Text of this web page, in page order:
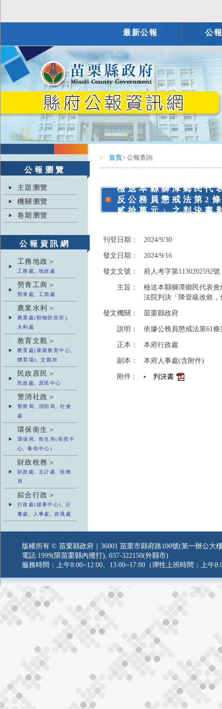
最新公報 公
:::
公報瀏覽
主題瀏覽
機關瀏覽
卷期瀏覽
公報資訊網
工務地政＞
工務處, 地政處
勞青工商＞
勞青處, 工商處
農業水利＞
農業處(動物防疫所),
水利處
教育文觀＞
教育處(家庭教育中心,
體育場), 文觀局
民政原民＞
民政處, 原民中心
警消社政＞
警察局, 消防局, 社會
處
環保衛生＞
環保局, 衛生局(長照中
心, 毒衛中心)
財政稅務＞
財政處, 主計處, 稅務
局
綜合行政＞
行政處(媒事中心), 計
畫處, 人事處, 政風處
::: 首頁> 公報查詢
檢送本縣獅潭鄉民代
反公務員懲戒法第2
貳拾萬元」之判決書
刊登日期：
2024/9/30
發文日期：
2024/9/16
發文文號：
府人考字第1130202592號
主旨：
檢送本縣獅潭鄉民代表
法院判決「降壹級改敘
發文機關：
苗栗縣政府
說明：
依據公務員懲戒法第61
正本：
本府行政處
副本：
本府人事處(含附件)
附件：
判決書
版權所有 © 苗栗縣政府｜36001 苗栗市縣府路100號(第一辦公大
電話:1999(限苗栗縣內撥打), 037-322150(外縣市)
服務時間：上午8:00~12:00、13:00~17:00（彈性上班時間：上午